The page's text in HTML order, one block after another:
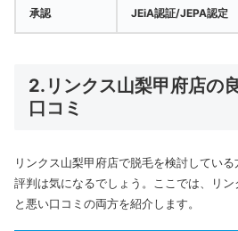
承認 JEiA認証/JEPA認定
2.リンクス山梨甲府店の
口コミ
リンクス山梨甲府店で脱毛を検討してい
評判は気になるでしょう。ここでは、リ
と悪い口コミの両方を紹介します。